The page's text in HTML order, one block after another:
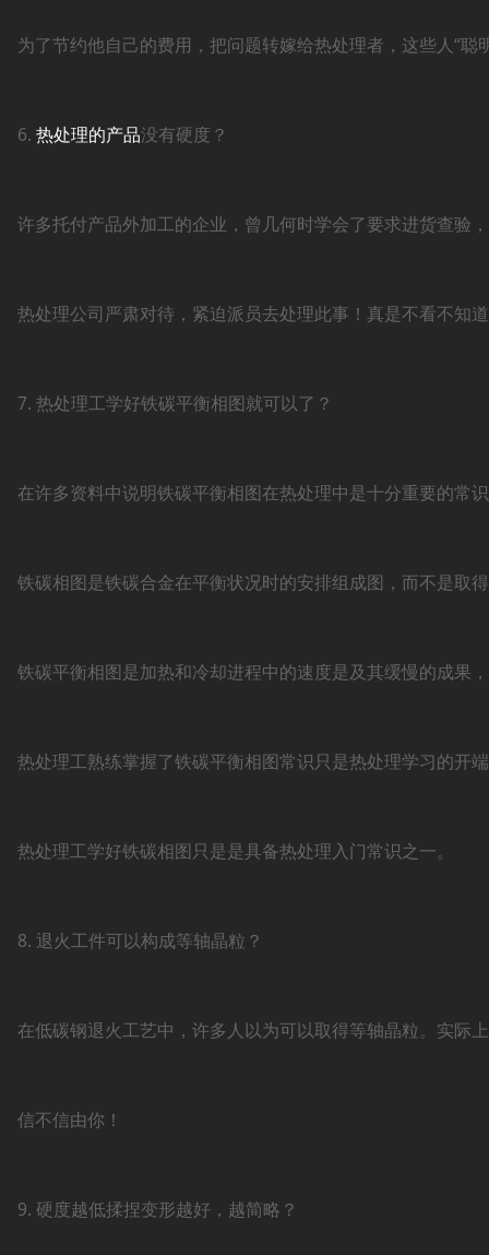
为了节约他自己的费用，把问题转嫁给热处理者，这些人“聪
6. 热处理的产品没有硬度？
许多托付产品外加工的企业，曾几何时学会了要求进货查验
热处理公司严肃对待，紧迫派员去处理此事！真是不看不知
7. 热处理工学好铁碳平衡相图就可以了？
在许多资料中说明铁碳平衡相图在热处理中是十分重要的常
铁碳相图是铁碳合金在平衡状况时的安排组成图，而不是取
铁碳平衡相图是加热和冷却进程中的速度是及其缓慢的成果
热处理工熟练掌握了铁碳平衡相图常识只是热处理学习的开
热处理工学好铁碳相图只是是具备热处理入门常识之一。
8. 退火工件可以构成等轴晶粒？
在低碳钢退火工艺中，许多人以为可以取得等轴晶粒。实
信不信由你！
9. 硬度越低揉捏变形越好，越简略？